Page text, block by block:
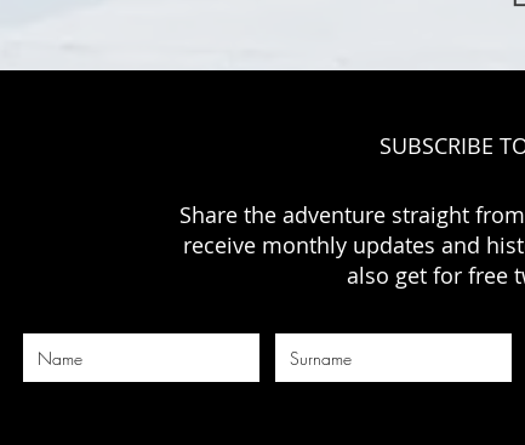
SUBSCRIBE
Share the adventure straight
receive monthly updates and
also get for free